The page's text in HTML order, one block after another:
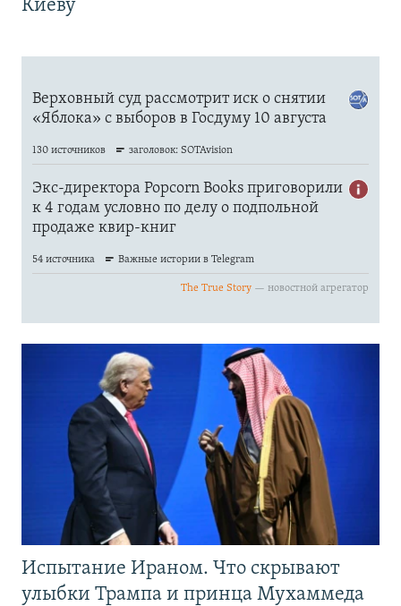
Киеву
Испытание Ираном. Что скрывают
улыбки Трампа и принца Мухаммеда